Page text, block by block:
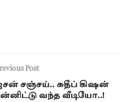
Post
சஞ்சய்.. சுதீப் கிஷன்
வந்த வீடியோ..!